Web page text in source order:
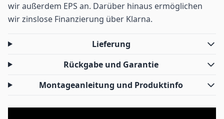
wir außerdem EPS an. Darüber hinaus ermöglichen
wir zinslose Finanzierung über Klarna.
Lieferung
Rückgabe und Garantie
Montageanleitung und Produktinfo